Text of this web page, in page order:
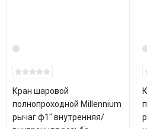
Кран шаровой
полнопроходной Millennium
рычаг ф1" внутренняя/